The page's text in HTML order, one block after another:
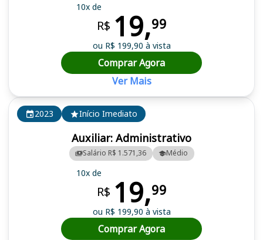
2023 Início Imediato
Auxiliar: Administrativo
Salário R$ 1.571,36 Médio
10x de
R$ 19,99
ou R$ 199,90 à vista
Comprar Agora
10x de
R$ 19,99
ou R$ 199,90 à vista
Comprar Agora
Ver Mais